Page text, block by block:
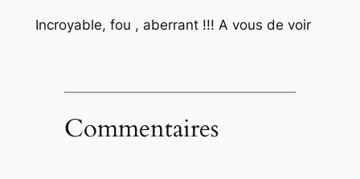
Incroyable, fou , aberrant !!! A vous de voir
Commentaires